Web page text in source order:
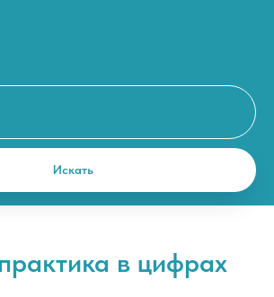
Искать
в цифрах